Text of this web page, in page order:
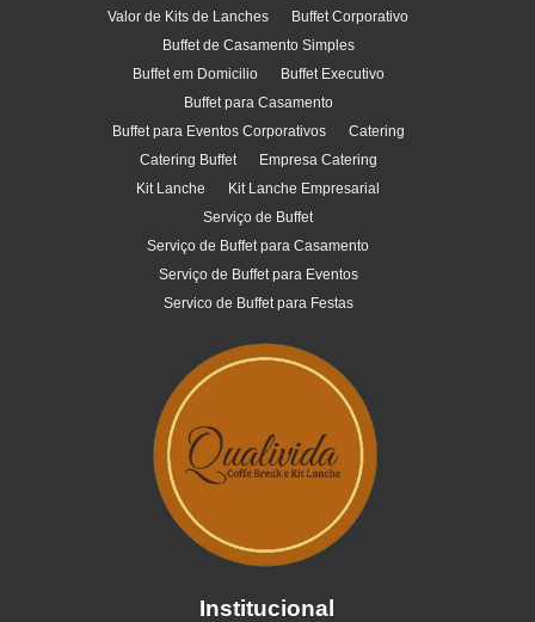
Valor de Kits de Lanches
Buffet Corporativo
Buffet de Casamento Simples
Buffet em Domicilio
Buffet Executivo
Buffet para Casamento
Buffet para Eventos Corporativos
Catering
Catering Buffet
Empresa Catering
Kit Lanche
Kit Lanche Empresarial
Serviço de Buffet
Serviço de Buffet para Casamento
Serviço de Buffet para Eventos
Servico de Buffet para Festas
Institucional